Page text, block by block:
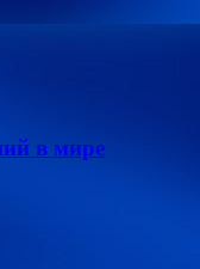
в мире